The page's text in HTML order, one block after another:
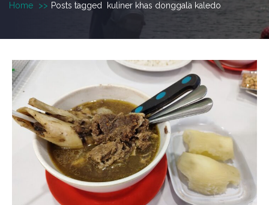
Home >> Posts tagged kuliner khas donggala kaledo